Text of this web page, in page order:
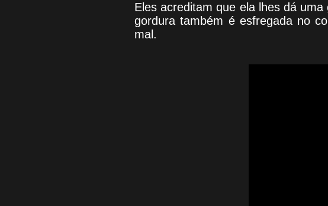
Eles acreditam que ela lhes dá
gordura também é esfregada no
mal.